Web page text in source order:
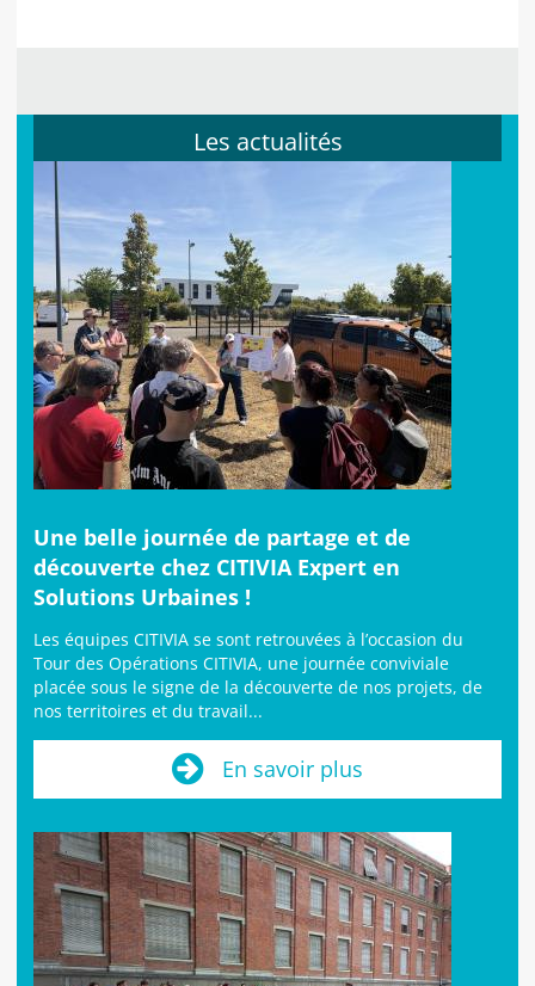
Les actualités
Une belle journée de partage et de
découverte chez CITIVIA Expert en
Solutions Urbaines !
Les équipes CITIVIA se sont retrouvées à l’occasion du
Tour des Opérations CITIVIA, une journée conviviale
placée sous le signe de la découverte de nos projets, de
nos territoires et du travail...
En savoir plus